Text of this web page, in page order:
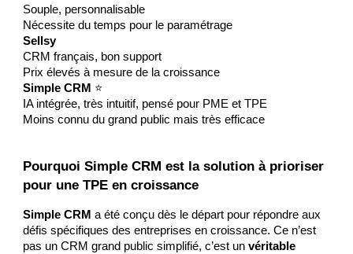
Souple, personnalisable
Nécessite du temps pour le paramétrage
Sellsy
CRM français, bon support
Prix élevés à mesure de la croissance
Simple CRM ⭐
IA intégrée, très intuitif, pensé pour PME et TPE
Moins connu du grand public mais très efficace
Pourquoi Simple CRM est la solution à prioriser
pour une TPE en croissance
Simple CRM a été conçu dès le départ pour répondre aux
défis spécifiques des entreprises en croissance. Ce n’est
pas un CRM grand public simplifié, c’est unvéritable